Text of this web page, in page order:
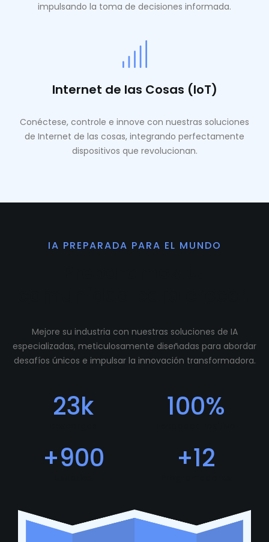
impulsando la toma de decisiones informada.
Internet de las Cosas (IoT)
Conéctese, controle e innove con nuestras soluciones
de Internet de las cosas, integrando perfectamente
dispositivos que revolucionan.
IA PREPARADA PARA EL MUNDO
Mejore su industria con nuestras soluciones de IA
especializadas, meticulosamente diseñadas para abordar
desafíos únicos e impulsar la innovación transformadora.
23k 100%
+900 +12